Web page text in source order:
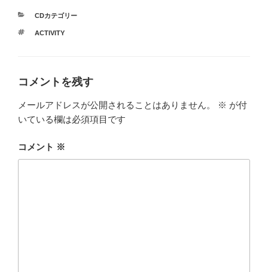
カ
ゴ
CDカテゴリー
タ
ACTIVITY
コメントを残す
メールアドレスが公開されることはありません。 ※ が付
いている欄は必須項目です
コメント ※